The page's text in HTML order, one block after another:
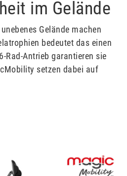
im Gelände
Gelände machen
bedeutet das einen
Rad-Antrieb garantieren sie
setzen dabei auf